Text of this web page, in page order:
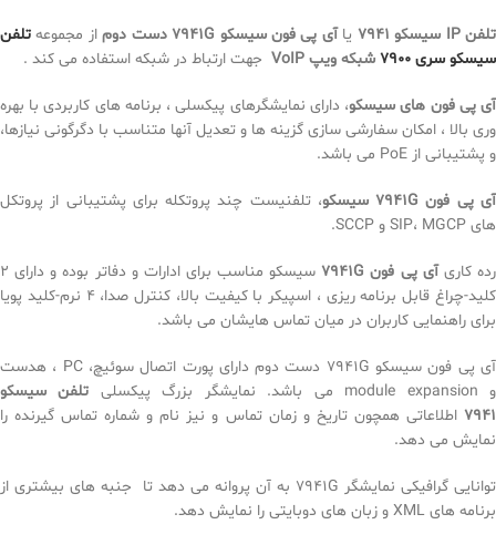
تلفن IP سیسکو 7941 یاآی پی فون سیسکو 7941G دست دوم از مجموعه تلفن
سیسکو سری 7900
شبکه ویپ VoIP جهت ارتباط در شبکه استفاده می کند .
آی پی فون های سیسکو، دارای نمایشگرهای پیکسلی ، برنامه های کاربردی با بهره
وری بالا ، امکان سفارشی سازی گزینه ها و تعدیل آنها متناسب با دگرگونی نیازها،
و پشتیبانی از PoE می باشد.
آی پی فون 7941G سیسکو
، تلفنیست چند پروتکله برای پشتیبانی از پروتکل
های SIP، MGCP و SCCP.
رده کاری آی پی فون 7941 G
سیسکو مناسب برای ادارات و دفاتر بوده و دارای 2
کلید-چراغ قابل برنامه ریزی ، اسپیکر با کیفیت بالا، کنترل صدا، 4 نرم-کلید پویا
برای راهنمایی کاربران در میان تماس هایشان می باشد.
آی پی فون سیسکو 7941G دست دوم دارای پورت اتصال سوئیچ، PC ، هدست
و module expansion می باشد. نمایشگر بزرگ پیکسلی
تلفن سیسکو
7941 اطلاعاتی همچون تاریخ و زمان تماس و نیز نام و شماره تماس گیرنده را
نمایش می دهد.
توانایی گرافیکی نمایشگر 7941G به آن پروانه می دهد تا جنبه های بیشتری از
برنامه های XML و زبان های دوبایتی را نمایش دهد.